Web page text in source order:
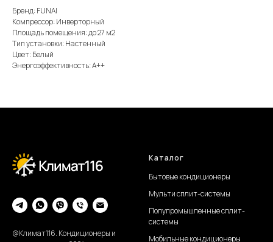
Бренд: FUNAI
Компрессор: Инверторный
Площадь помещения: до 27 м2
Тип установки: Настенный
Цвет: Белый
Энергоэффективность: А++
@Климат116. Кондиционеры и
Каталог
Бытовые кондиционеры
Мульти сплит-системы
Полупромышленные сплит-
системы
Мобильные кондиционеры